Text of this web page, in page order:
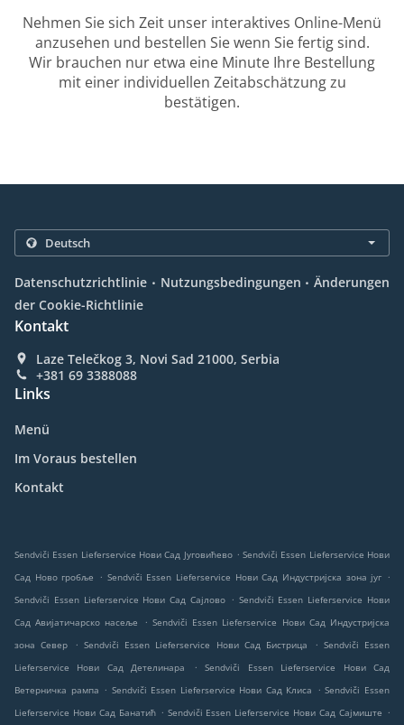
Nehmen Sie sich Zeit unser interaktives Online-Menü
anzusehen und bestellen Sie wenn Sie fertig sind.
Wir brauchen nur etwa eine Minute Ihre Bestellung
mit einer individuellen Zeitabschätzung zu
bestätigen.
Datenschutzrichtlinie . Nutzungsbedingungen . Änderungen
der Cookie-Richtlinie
Kontakt
Laze Telečkog 3, Novi Sad 21000, Serbia
+381 69 3388088
Links
Menü
Im Voraus bestellen
Kontakt
Sendviči Essen Lieferservice Нови Сад Југовићево . Sendviči Essen Lieferservice Нови
Сад Ново гробље
. Sendviči Essen Lieferservice Нови Сад Индустријска зона југ .
Sendviči Essen Lieferservice Нови Сад Сајлово . Sendviči Essen Lieferservice Нови
Сад Авијатичарско насеље
. Sendviči Essen Lieferservice Нови Сад Индустријска
зона Север
. Sendviči Essen Lieferservice Нови Сад Бистрица . Sendviči Essen
Lieferservice Нови Сад Детелинара
.
Sendviči Essen Lieferservice Нови Сад
Ветерничка рампа . Sendviči Essen Lieferservice Нови Сад Клиса . Sendviči Essen
Lieferservice Нови Сад Банатић . Sendviči Essen Lieferservice Нови Сад Сајмиште .